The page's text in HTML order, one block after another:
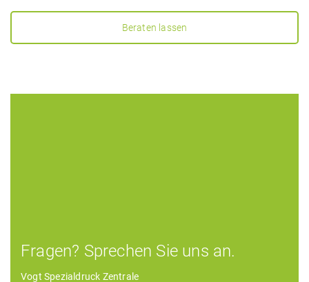
Beraten lassen
Fragen? Sprechen Sie uns an.
Vogt Spezialdruck Zentrale